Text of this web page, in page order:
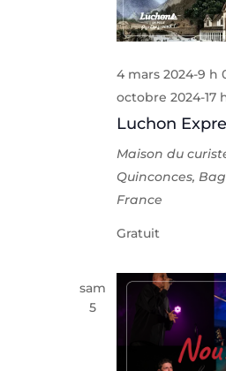
Luchon
4 mars 2024-9 h
octobre 2024-17
Maison du
Quinconces,
France
Gratuit
sam
5